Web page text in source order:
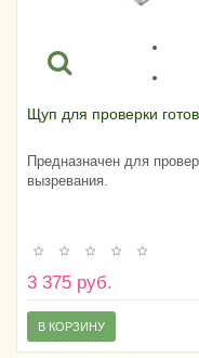
Щуп для проверки
Предназначен для
вызревания.
3 375 руб.
В КОРЗИНУ